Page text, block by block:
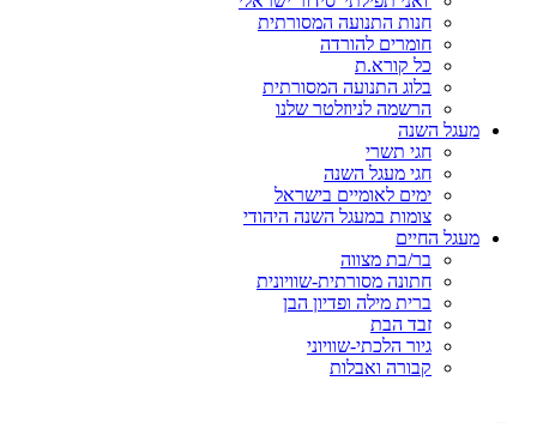
חנות התנועה המסורתית
חומרים להורדה
כל קורא.ת
בלוג התנועה המסורתית
הרשמה לניוזלטר שלנו
מעגל השנה
חגי תשרי
חגי מעגל השנה
ימים לאומיים בישראל
צומות במעגל השנה היהודי
מעגל החיים
בר/בת מצווה
חתונה מסורתית-שוויונית
ברית מילה ופדיון הבן
זבד הבת
גיור הלכתי-שוויוני
קבורה ואבלות